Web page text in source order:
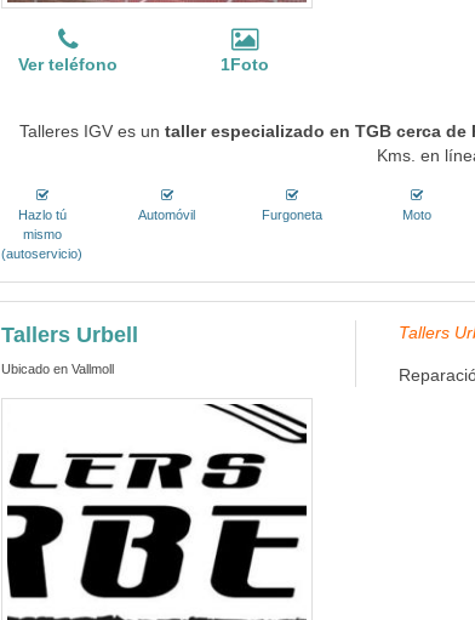
Ver teléfono 1Foto
Talleres IGV es un taller especializado en TGB cerca de
Kms. en
Hazlo tú
mismo
(autoservicio)
Automóvil Furgoneta Moto
Tallers Urbell
Ubicado en Vallmoll
Tallers